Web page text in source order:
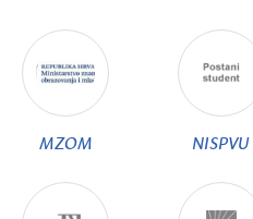
MZOM NISPVU